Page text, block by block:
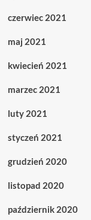
czerwiec 2021
maj 2021
kwiecień 2021
marzec 2021
luty 2021
styczeń 2021
grudzień 2020
listopad 2020
październik 2020